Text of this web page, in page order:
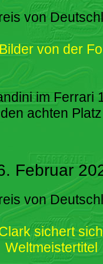
von
von der
im Ferrari
den achten Platz
Februar
von
sichert
Weltmeistertitel